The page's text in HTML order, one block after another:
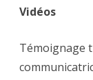
Vidéos
Témoignage